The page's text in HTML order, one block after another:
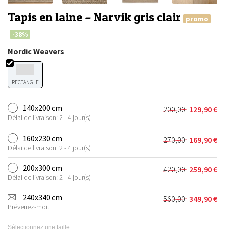
Tapis en laine – Narvik gris clair
promo
-38%
Nordic Weavers
RECTANGLE
140x200 cm
Délai de livraison: 2 - 4 jour(s)
200,00
Le
prix
initial
était :
200,00 €.
129,90€
Le
prix
actuel
est :
129,90 €.
160x230 cm
Délai de livraison: 2 - 4 jour(s)
270,00
Le
prix
initial
était :
270,00 €.
169,90€
Le
prix
actuel
est :
169,90 €.
200x300 cm
Délai de livraison: 2 - 4 jour(s)
420,00
Le
prix
initial
était :
259,90€
Le
prix
actuel
est :
240x340 cm
Prévenez-moi!
560,00
Le 349,90€
Le
Sélectionnez une taille